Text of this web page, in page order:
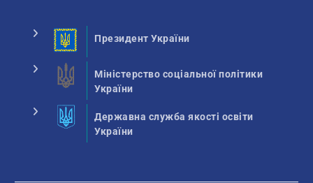
Президент України
Міністерство соціальної політики
України
Державна служба якості освіти
України